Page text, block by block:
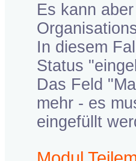
Es kann
In diesem
Status
Das Feld
mehr - es
eingefüllt